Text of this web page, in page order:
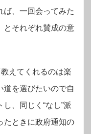
ば、一回会ってみた
とそれぞれ賛成の意
えてくれるのは楽
道を選びたいので自
、同じく“なし”派
たときに政府通知の